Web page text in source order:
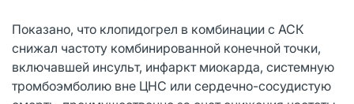
Показано, что клопидогрел в комбинации с АСК
снижал частоту комбинированной конечной точки,
включавшей инсульт, инфаркт миокарда, системную
тромбоэмболию вне ЦНС или сердечно-сосудистую